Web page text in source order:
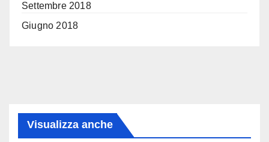
Settembre 2018
Giugno 2018
Visualizza anche